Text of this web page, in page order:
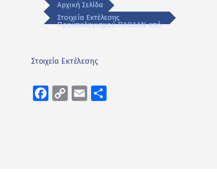
Αρχική Σελίδα
Στοιχεία Εκτέλεσης
Προϋπολογισμού ΠΑΟΔΑΝ από
Στοιχεία Εκτέλεσης
Facebook
CopyEmail